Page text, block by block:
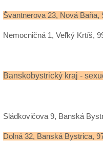
Švantnerova 23, Nová Baňa,
Nemocničná 1, Veľký Krtíš,
Banskobystrický kraj -
Sládkovičova 9, Banská
Dolná 32, Banská Bystrica,